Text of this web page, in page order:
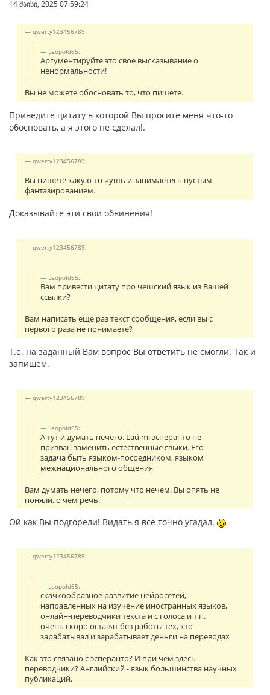
14 მაისი, 2025 07:59:24
qwerty123456789:
Leopold65:
Аргументируйте это свое высказывание о
ненормальности!
Вы не можете обосновать то, что пишете.
Приведите цитату в которой Вы просите меня что-то
обосновать, а я этого не сделал!.
qwerty123456789:
Вы пишете какую-то чушь и занимаетесь пустым
фантазированием.
Доказывайте эти свои обвинения!
qwerty123456789:
Leopold65:
Вам привести цитату про чешский язык из Вашей
ссылки?
Вам написать еще раз текст сообщения, если вы с
первого раза не понимаете?
Т.е. на заданный Вам вопрос Вы ответить не смогли. Так и
запишем.
qwerty123456789:
Leopold65:
А тут и думать нечего. Laŭ mi эсперанто не
призван заменить естественные языки. Его
задача быть языком-посредником, языком
межнационального общения
Вам думать нечего, потому что нечем. Вы опять не
поняли, о чем речь.
Ой как Вы подгорели! Видать я все точно угадал.
qwerty123456789:
Leopold65:
скачкообразное развитие нейросетей,
направленных на изучение иностранных языков,
онлайн-переводчики текста и с голоса и т.п.
очень скоро оставят без работы тех, кто
зарабатывал и зарабатывает деньги на переводах
Как это связано с эсперанто? И при чем здесь
переводчики? Английский - язык большинства научных
публикаций.